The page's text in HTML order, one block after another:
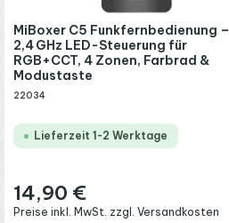
MiBoxer C5 Funkfernbedienung –
2,4 GHz LED-Steuerung für
RGB+CCT, 4 Zonen, Farbrad &
Modustaste
22034
Lieferzeit 1-2 Werktage
Regulärer Preis:
14,90 €
Preise inkl. MwSt. zzgl. Versandkosten